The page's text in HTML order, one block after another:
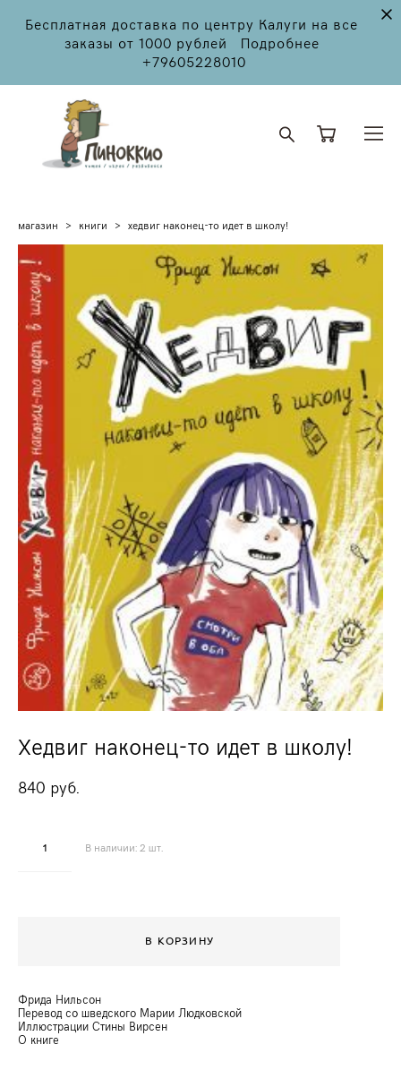
Бесплатная доставка по центру Калуги на все
заказы от 1000 рублей Подробнее
+79605228010
магазин > книги > хедвиг наконец-то идет в школу!
Хедвиг наконец-то идет в школу!
840 pуб.
В наличии: 2 шт.
В КОРЗИНУ
Фрида Нильсон
Перевод со шведского Марии Людковской
Иллюстрации Стины Вирсен
О книге